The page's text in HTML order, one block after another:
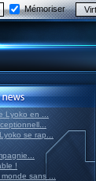
Mémoriser
Lyoko en ...
se rap...
!
sans ...